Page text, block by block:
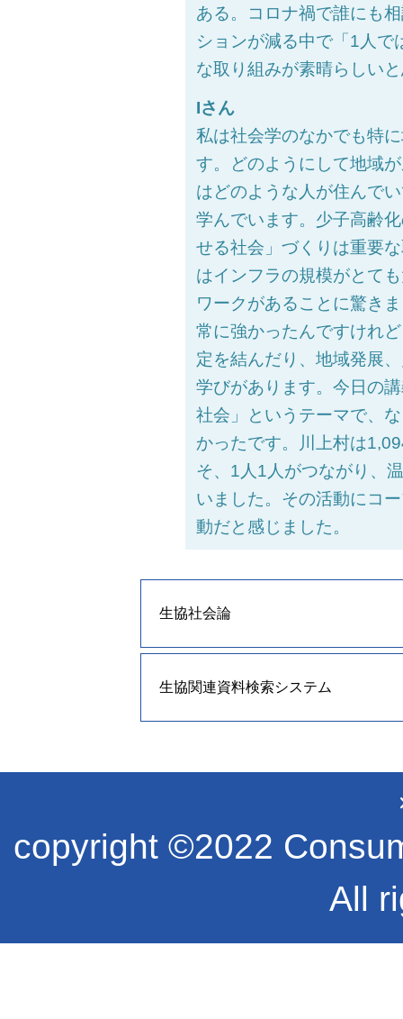
ある。コロナ禍で誰にも
ションが減る中で「1人で
な取り組みが素晴らしい
Iさん
私は社会学のなかでも特
す。どのようにして地域
はどのような人が住んで
学んでいます。少子高齢
せる社会」づくりは重要
はインフラの規模がとて
ワークがあることに驚き
常に強かったんですけれ
定を結んだり、地域発展
学びがあります。今日の
社会」というテーマで、
かったです。川上村は
そ、1人1人がつながり、
いました。その活動にコ
動だと感じました。
生協社会論
生協関連資料検索システム
copyright ©2022
All